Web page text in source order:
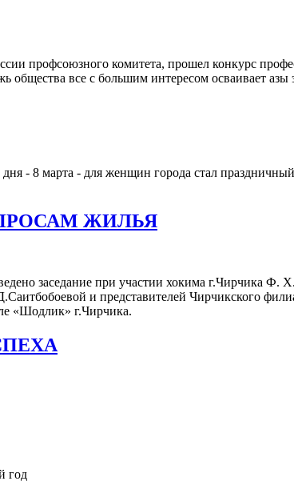
профсоюзного комитета, прошел конкурс
все с большим интересом осваивает азы
- 8 марта - для женщин города стал
ЖИЛЬЯ
заседание при участии хокима г.Чирчика
и представителей Чирчикского
«Шодлик» г.Чирчика.
год